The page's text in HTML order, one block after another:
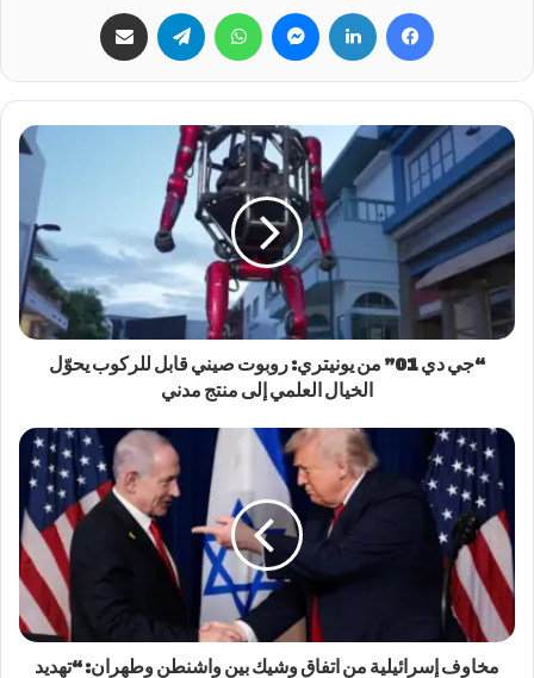
فيسبوك لينكدإن ماسنجر واتساب تيلقرام
“جي دي 01” من يونيتري: روبوت صيني قابل للركوب يحوّل
الخيال العلمي إلى منتج مدني
مخاوف إسرائيلية من اتفاق وشيك بين واشنطن وطهران: “تهديد